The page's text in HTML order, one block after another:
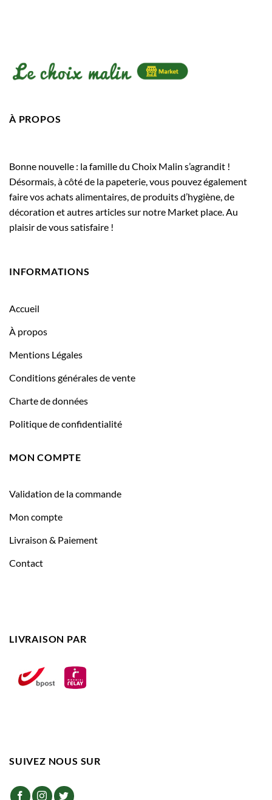
À PROPOS
Bonne nouvelle : la famille du Choix Malin s’agrandit !
Désormais, à côté de la papeterie, vous pouvez également
faire vos achats alimentaires, de produits d’hygiène, de
décoration et autres articles sur notre Market place. Au
plaisir de vous satisfaire !
INFORMATIONS
Accueil
À propos
Mentions Légales
Conditions générales de vente
Charte de données
Politique de confidentialité
MON COMPTE
Validation de la commande
Mon compte
Livraison & Paiement
Contact
LIVRAISON PAR
SUIVEZ NOUS SUR